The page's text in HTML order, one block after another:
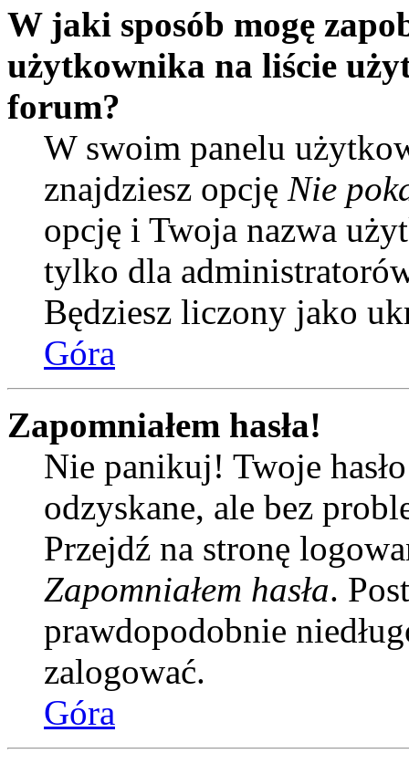
W jaki sposób mogę
użytkownika na liście
forum?
W swoim panelu
znajdziesz opcję Nie
opcję i Twoja nazwa
tylko dla
Będziesz liczony jako
Góra
Zapomniałem hasła!
Nie panikuj! Twoje
odzyskane, ale bez
Przejdź na stronę
Zapomniałem hasła.
prawdopodobnie
zalogować.
Góra